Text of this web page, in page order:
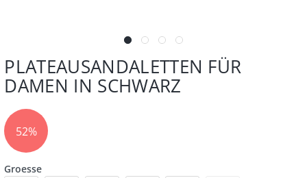
PLATEAUSANDALETTEN FÜR
DAMEN IN SCHWARZ
52%
Groesse